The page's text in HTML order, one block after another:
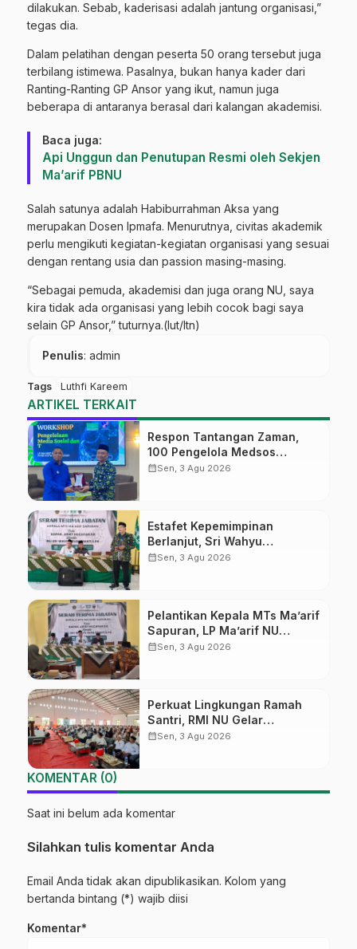
dilakukan. Sebab, kaderisasi adalah jantung organisasi,”
tegas dia.
Dalam pelatihan dengan peserta 50 orang tersebut juga
terbilang istimewa. Pasalnya, bukan hanya kader dari
Ranting-Ranting GP Ansor yang ikut, namun juga
beberapa di antaranya berasal dari kalangan akademisi.
Baca juga:
Api Unggun dan Penutupan Resmi oleh Sekjen
Ma’arif PBNU
Salah satunya adalah Habiburrahman Aksa yang
merupakan Dosen Ipmafa. Menurutnya, civitas akademik
perlu mengikuti kegiatan-kegiatan organisasi yang sesuai
dengan rentang usia dan passion masing-masing.
“Sebagai pemuda, akademisi dan juga orang NU, saya
kira tidak ada organisasi yang lebih cocok bagi saya
selain GP Ansor,” tuturnya.(lut/ltn)
Penulis: admin
Tags Luthfi Kareem
ARTIKEL TERKAIT
Respon Tantangan Zaman,
100 Pengelola Medsos
Sekolah Ma’arif Pekalongan
calendar_monthSen, 3 Agu 2026
Estafet Kepemimpinan
Berlanjut, Sri Wahyu
Susilowati Resmi Pimpin MTs
calendar_monthSen, 3 Agu 2026
Pelantikan Kepala MTs Ma’arif
Sapuran, LP Ma’arif NU
Wonosobo Tekankan Lima
calendar_monthSen, 3 Agu 2026
Perkuat Lingkungan Ramah
Santri, RMI NU Gelar
‘Sambang Pesantren’ di Pati
calendar_monthSen, 3 Agu 2026
KOMENTAR (0)
Saat ini belum ada komentar
Silahkan tulis komentar Anda
Email Anda tidak akan dipublikasikan. Kolom yang
bertanda bintang (*) wajib diisi
Komentar*